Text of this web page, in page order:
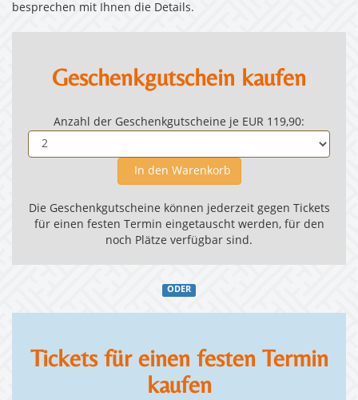
besprechen mit Ihnen die Details.
Geschenkgutschein kaufen
Anzahl der Geschenkgutscheine je EUR 119,90:
In den Warenkorb
Die Geschenkgutscheine können jederzeit gegen Tickets
für einen festen Termin eingetauscht werden, für den
noch Plätze verfügbar sind.
ODER
Tickets für einen festen Termin
kaufen